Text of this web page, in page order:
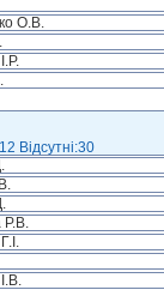
О.В.
Відсутні:30
Р.В.